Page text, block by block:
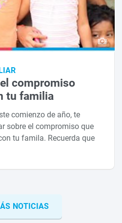
compromiso
tu familia
comienzo de año, te
sobre el compromiso que
tu famila. Recuerda que
NOTICIAS